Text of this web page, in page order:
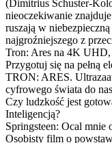
(Dimitrius Schuster-
nieoczekiwanie
ruszają w
najgroźniejszego z
Tron: Ares na 4K
Przygotuj się na pełną
TRON: ARES.
cyfrowego świata do
Czy ludzkość jest
Inteligencją?
Springsteen: Ocal
Osobisty film o